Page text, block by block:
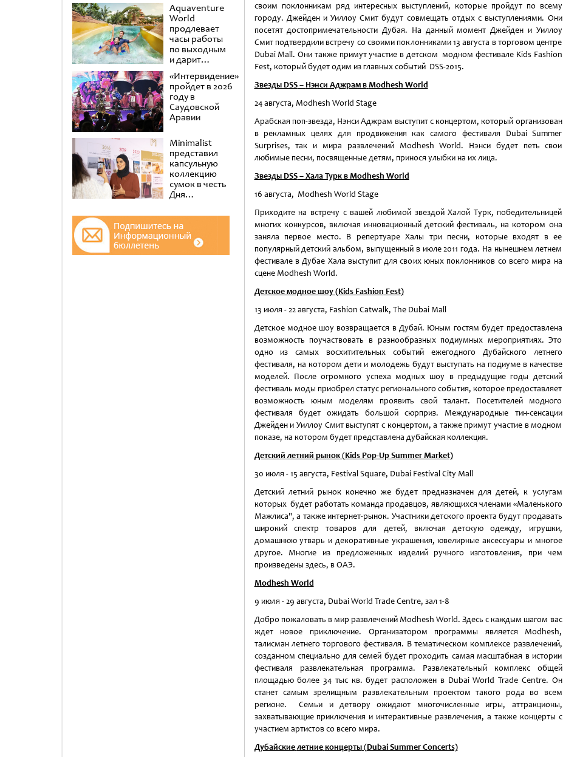
Aquaventure
World
продлевает
часы работы
по выходным
и дарит
второй день в
подарок
«Интервидение»
пройдет в 2026
году в
Саудовской
Аравии
Minimalist
представил
капсульную
коллекцию
сумок в честь
Дня
женщин в
музее Al
Shindagha
своим поклонникам ряд интересных выступлений, которые пройдут по всему
городу. Джейден и Уиллоу Смит будут совмещать отдых с выступлениями. Они
посетят достопримечательности Дубая. На данный момент Джейден и Уиллоу
Смит подтвердили встречу со своими поклонниками 13 августа в торговом центре
Dubai Mall. Они также примут участие в детском модном фестивале Kids Fashion
Fest, который будет одим из главных событий DSS-2015.
Звезды DSS– Нэнси Аджрам в Modhesh World
24 августа, Modhesh World Stage
Арабская поп-звезда, Нэнси Аджрам выступит с концертом, который организован
в рекламных целях для продвижения как самого фестиваля Dubai Summer
Surprises, так и мира развлечений Modhesh World. Нэнси будет петь свои
любимые песни, посвященные детям, принося улыбки на их лица.
Звезды DSS– Хала Турк в Modhesh World
16 августа, Modhesh World Stage
Приходите на встречу с вашей любимой звездой Халой Турк, победительницей
многих конкурсов, включая инновационный детский фестиваль, на котором она
заняла первое место. В репертуаре Халы три песни, которые входят в ее
популярный детский альбом, выпущенный в июле 2011 года. На нынешнем летнем
фестивале в Дубае Хала выступит для своих юных поклонников со всего мира на
сцене Modhesh World.
Детское модное шоу (KidsFashion Fest)
13 июля - 22 августа, Fashion Catwalk, The Dubai Mall
Детское модное шоу возвращается в Дубай. Юным гостям будет предоставлена
возможность поучаствовать в разнообразных подиумных мероприятиях. Это
одно из самых восхитительных событий ежегодного Дубайского летнего
фестиваля, на котором дети и молодежь будут выступать на подиуме в качестве
моделей. После огромного успеха модных шоу в предыдущие годы детский
фестиваль моды приобрел статус регионального события, которое предоставляет
возможность юным моделям проявить свой талант. Посетителей модного
фестиваля будет ожидать большой сюрприз. Международные тин-сенсации
Джейден и Уиллоу Смит выступят с концертом, а также примут участие в модном
показе, на котором будет представлена дубайская коллекция.
Детский летний рынок(Kids Pop-Up Summer Market)
30 июля - 15 августа, Festival Square, Dubai Festival City Mall
Детский летний рынок конечно же будет предназначен для детей, к услугам
которых будет работать команда продавцов, являющихся членами «Маленького
Мажлиса", а также интернет-рынок. Участники детского проекта будут продавать
широкий спектр товаров для детей, включая детскую одежду, игрушки,
домашнюю утварь и декоративные украшения, ювелирные аксессуары и многое
другое. Многие из предложенных изделий ручного изготовления, при чем
произведены здесь, в ОАЭ.
Modhesh World
9 июля - 29 августа, Dubai World Trade Centre, зал 1-8
Добро пожаловать в мир развлечений Modhesh World. Здесь с каждым шагом вас
ждет новое приключение. Организатором программы является Modhesh,
талисман летнего торгового фестиваля. В тематическом комплексе развлечений,
созданном специально для семей будет проходить самая масштабная в истории
фестиваля развлекательная программа. Развлекательный комплекс общей
площадью более 34 тыс кв. будет расположен в Dubai World Trade Centre. Он
станет самым зрелищным развлекательным проектом такого рода во всем
регионе. Семьи и детвору ожидают многочисленные игры, аттракционы,
захватывающие приключения и интерактивные развлечения, а также концерты с
участием артистов со всего мира.
Дубайские летние концерты(Dubai Summer Concerts)